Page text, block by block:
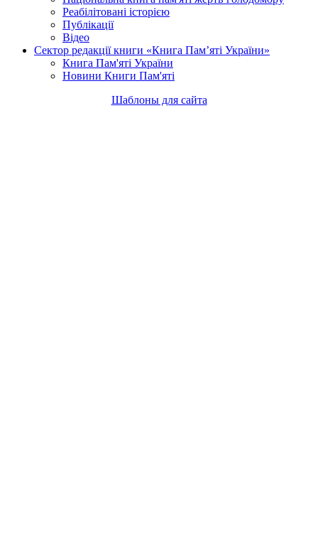
Реабілітовані історією
Публікації
Відео
Сектор редакції книги «Книга Пам’яті України»
Книга Пам'яті України
Новини Книги Пам'яті
Шаблоны для сайта